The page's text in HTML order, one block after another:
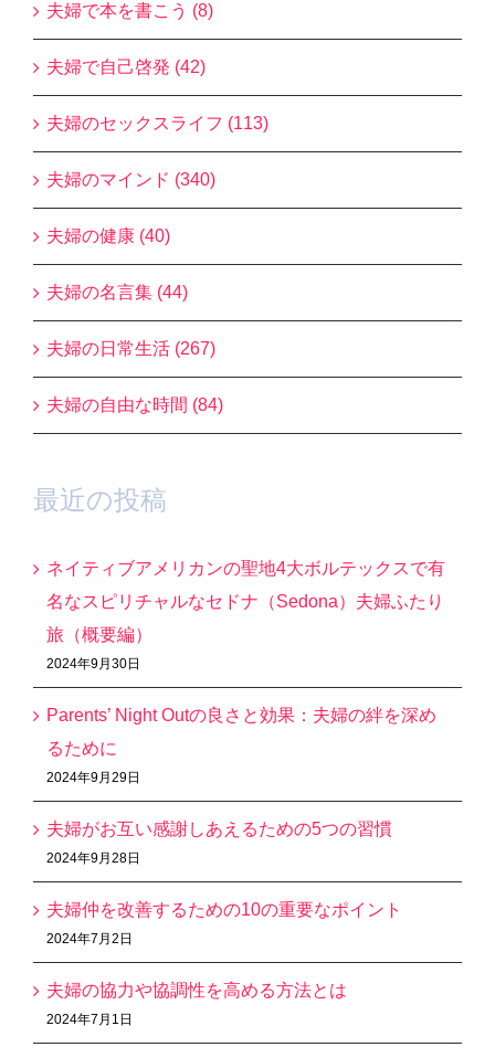
夫婦で本を書こう (8)
夫婦で自己啓発 (42)
夫婦のセックスライフ (113)
夫婦のマインド (340)
夫婦の健康 (40)
夫婦の名言集 (44)
夫婦の日常生活 (267)
夫婦の自由な時間 (84)
最近の投稿
ネイティブアメリカンの聖地4大ボルテックスで有
名なスピリチャルなセドナ（Sedona）夫婦ふたり
旅（概要編）
2024年9月30日
Parents’ Night Outの良さと効果：夫婦の絆を深め
るために
2024年9月29日
夫婦がお互い感謝しあえるための5つの習慣
2024年9月28日
夫婦仲を改善するための10の重要なポイント
2024年7月2日
夫婦の協力や協調性を高める方法とは
2024年7月1日